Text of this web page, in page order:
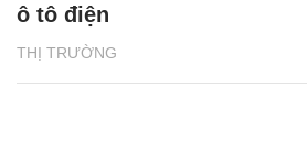
THỊ TRƯỜNG
ô tô điện